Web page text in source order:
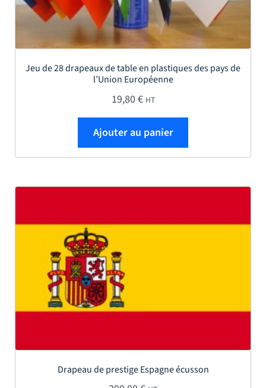
Jeu de 28 drapeaux de table en plastiques des pays de
l’Union Européenne
19,80€ HT
Ajouter au panier
Drapeau de prestige Espagne écusson